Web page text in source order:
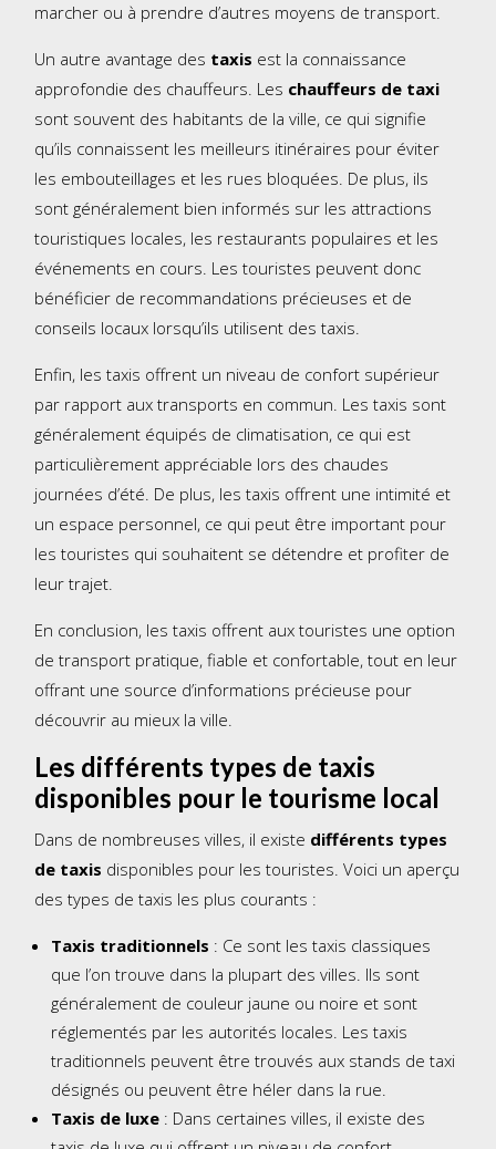
marcher ou à prendre d’autres moyens de transport.
Un autre avantage des taxis est la connaissance
approfondie des chauffeurs. Les chauffeurs de taxi
sont souvent des habitants de la ville, ce qui signifie
qu’ils connaissent les meilleurs itinéraires pour éviter
les embouteillages et les rues bloquées. De plus, ils
sont généralement bien informés sur les attractions
touristiques locales, les restaurants populaires et les
événements en cours. Les touristes peuvent donc
bénéficier de recommandations précieuses et de
conseils locaux lorsqu’ils utilisent des taxis.
Enfin, les taxis offrent un niveau de confort supérieur
par rapport aux transports en commun. Les taxis sont
généralement équipés de climatisation, ce qui est
particulièrement appréciable lors des chaudes
journées d’été. De plus, les taxis offrent une intimité et
un espace personnel, ce qui peut être important pour
les touristes qui souhaitent se détendre et profiter de
leur trajet.
En conclusion, les taxis offrent aux touristes une option
de transport pratique, fiable et confortable, tout en leur
offrant une source d’informations précieuse pour
découvrir au mieux la ville.
Les différents types de taxis
disponibles pour le tourisme local
Dans de nombreuses villes, il existe différents types
de taxis disponibles pour les touristes. Voici un aperçu
des types de taxis les plus courants :
Taxis traditionnels : Ce sont les taxis classiques
que l’on trouve dans la plupart des villes. Ils sont
généralement de couleur jaune ou noire et sont
réglementés par les autorités locales. Les taxis
traditionnels peuvent être trouvés aux stands de taxi
désignés ou peuvent être héler dans la rue.
Taxis de luxe : Dans certaines villes, il existe des